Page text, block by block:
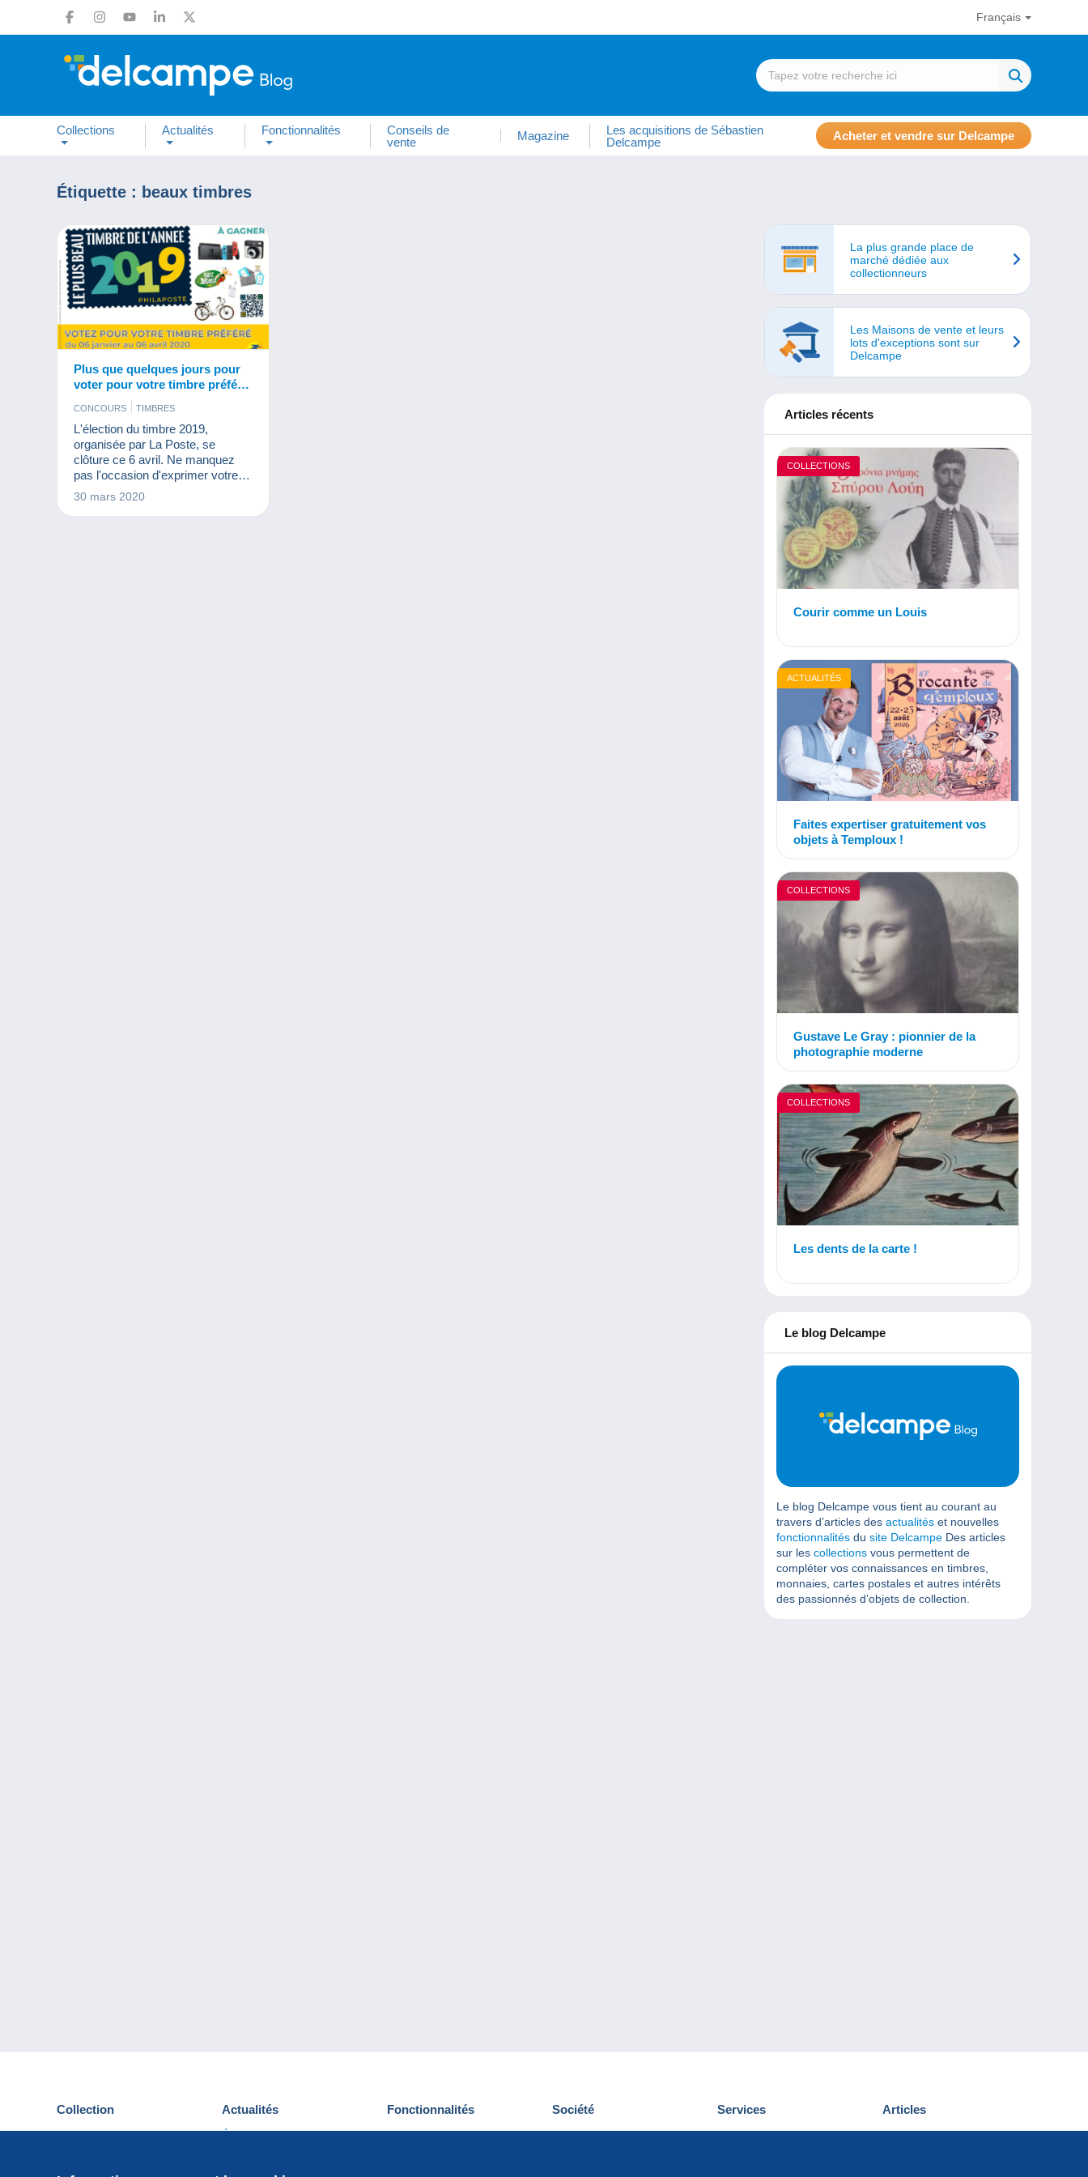
Français
Collections Actualités Fonctionnalités
Conseils de
vente
Magazine
Les acquisitions de Sébastien
Delcampe
Acheter et vendre sur Delcampe
Étiquette : beaux timbres
Plus que quelques jours pour
voter pour votre timbre préféré
CONCOURS TIMBRES
L'élection du timbre 2019,
organisée par La Poste, se
clôture ce 6 avril. Ne manquez
pas l'occasion d'exprimer votre
avis et de remporter l'un des 100
30 mars 2020
La plus grande place de
marché dédiée aux
collectionneurs
Les Maisons de vente et leurs
lots d'exceptions sont sur
Delcampe
Articles récents
COLLECTIONS
Courir comme un Louis
ACTUALITÉS
Faites expertiser gratuitement vos
objets à Temploux !
COLLECTIONS
Gustave Le Gray : pionnier de la
photographie moderne
COLLECTIONS
Les dents de la carte !
Le blog Delcampe
Le blog Delcampe vous tient au courant au
travers d’articles des actualités et nouvelles
fonctionnalités du site Delcampe Des articles
sur les collections vous permettent de
compléter vos connaissances en timbres,
monnaies, cartes postales et autres intérêts
des passionnés d’objets de collection.
Collection
Cartes postales
Actualités
Événements Delcampe
Fonctionnalités
Nouveautés
Société
Qui sommes-nous
Services
Découvrir Delcampe
Articles